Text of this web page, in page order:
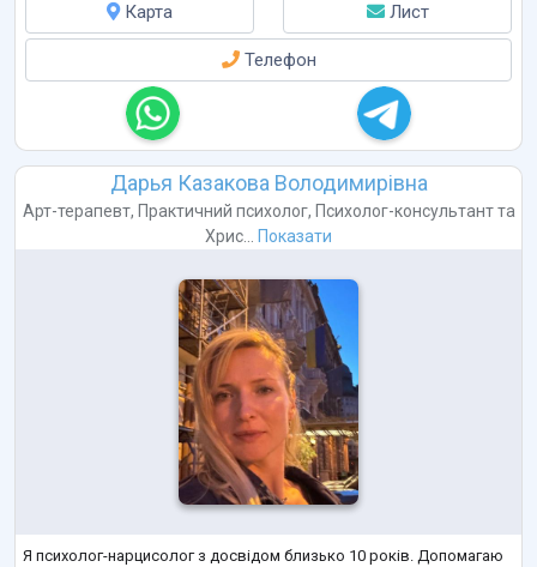
Карта
Лист
Телефон
Дарья Казакова Володимирівна
Арт-терапевт, Практичний психолог, Психолог-консультантта
Хрис... Показати
Я психолог-нарцисолог з досвідом близько 10 років. Допомагаю